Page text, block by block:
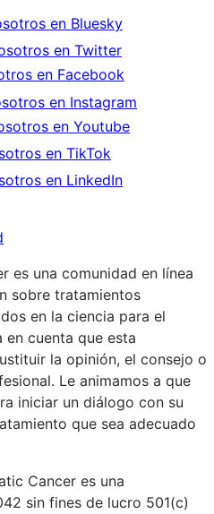
en Bluesky
en Twitter
en Facebook
en Instagram
en Youtube
en TikTok
en LinkedIn
es una comunidad en línea
sobre tratamientos
en la ciencia para el
en cuenta que esta
la opinión, el consejo o
Le animamos a que
iniciar un diálogo con su
que sea adecuado
Cancer es una
sin fines de lucro 501(c)